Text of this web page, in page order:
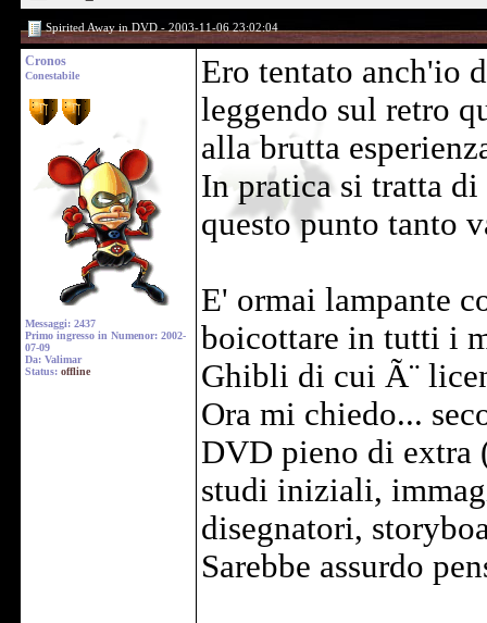
Spirited Away in DVD - 2003-11-06 23:02:04
Cronos
Conestabile
Messaggi: 2437
Primo ingresso in Numenor: 2002-
07-09
Da: Valimar
Status: offline
Ero tentato anch'io
leggendo sul retro
alla brutta
In pratica si tratta
questo punto tanto
E' ormai lampante
boicottare in tutti i
Ghibli di cui Ã¨
Ora mi chiedo...
DVD pieno di extra
studi iniziali,
disegnatori,
Sarebbe assurdo